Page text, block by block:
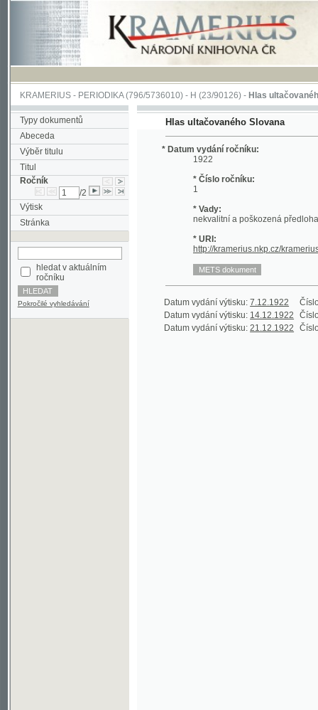
KRAMERIUS-PERIODIKA(796/5736010) -H(23/90126) -Hlas ultačovaného
Typy dokumentů
Abeceda
Výběr titulu
Titul
Ročník
/2
Výtisk
Stránka
hledat v aktuálním
Pokročilé vyhledávání
Hlas ultačovaného Slovana
* Datum vydání ročníku:
1922
* Číslo ročníku:
* Vady:
* URI:
http://kramerius.nkp.cz/kramerius/
Datum vydání výtisku:7.12.1922
Datum vydání výtisku:14.12.1922 Číslo
Datum vydání výtisku:21.12.1922 Číslo